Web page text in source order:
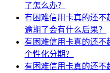
了怎么办？
有困难信用卡真的还不
逾期了会有什么后果？
有困难信用卡真的还不
个性化分期？
有困难信用卡真的还不